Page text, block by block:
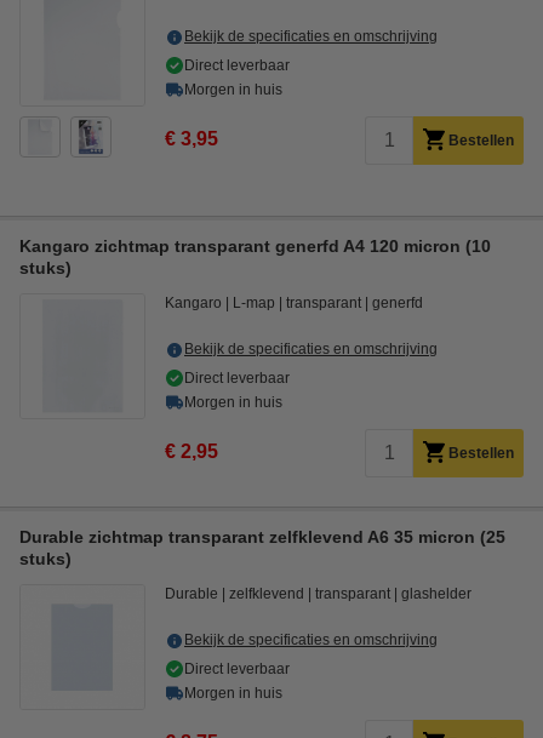
Bekijk de specificaties en omschrijving
Direct leverbaar
Morgen in huis
€ 3,95 Bestellen
Kangaro zichtmap transparant generfd A4 120 micron (10
stuks)
Kangaro L-map transparant generfd
Bekijk de specificaties en omschrijving
Direct leverbaar
Morgen in huis
€ 2,95 Bestellen
Durable zichtmap transparant zelfklevend A6 35 micron (25
stuks)
Durable zelfklevend transparant glashelder
Bekijk de specificaties en omschrijving
Direct leverbaar
Morgen in huis